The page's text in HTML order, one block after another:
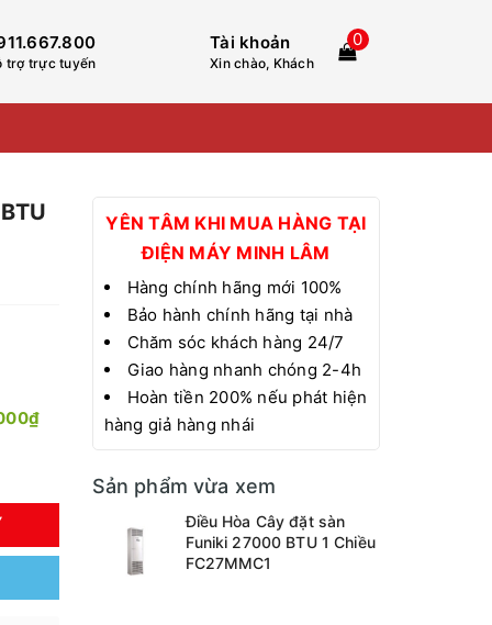
trợ trực tuyến
Tài khoản
Xin chào, Khách
0
YÊN TÂM KHI MUA HÀNG TẠI
ĐIỆN MÁY MINH LÂM
Hàng chính hãng mới 100%
Bảo hành chính hãng tại nhà
Chăm sóc khách hàng 24/7
Giao hàng nhanh chóng 2-4h
Hoàn tiền 200% nếu phát hiện
hàng giả hàng nhái
Sản phẩm vừa xem
Điều Hòa Cây đặt sàn
Funiki 27000 BTU 1 Chiều
FC27MMC1